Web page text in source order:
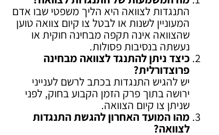
התנגדות לצוואה היא הליך משפטי שבו אדם
המעוניין לשנות או לבטל צו קיום צוואה טוען
שהצוואה אינה תקפה מבחינה חוקית או
נעשתה בנסיבות פסולות.
כיצד ניתן להתנגד לצוואה מבחינה
פרוצדורלית?
יש להגיש התנגדות בכתב לרשם לענייני
ירושה בתוך פרק הזמן הקבוע בחוק, לפני
שניתן צו קיום הצוואה.
מהו המועד האחרון להגשת התנגדות
לצוואה?